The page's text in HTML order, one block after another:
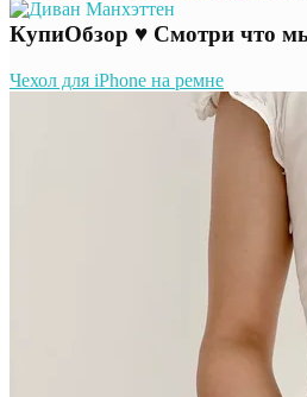
КупиОбзор ♥ Смотри что
Чехол для iPhone на ремне